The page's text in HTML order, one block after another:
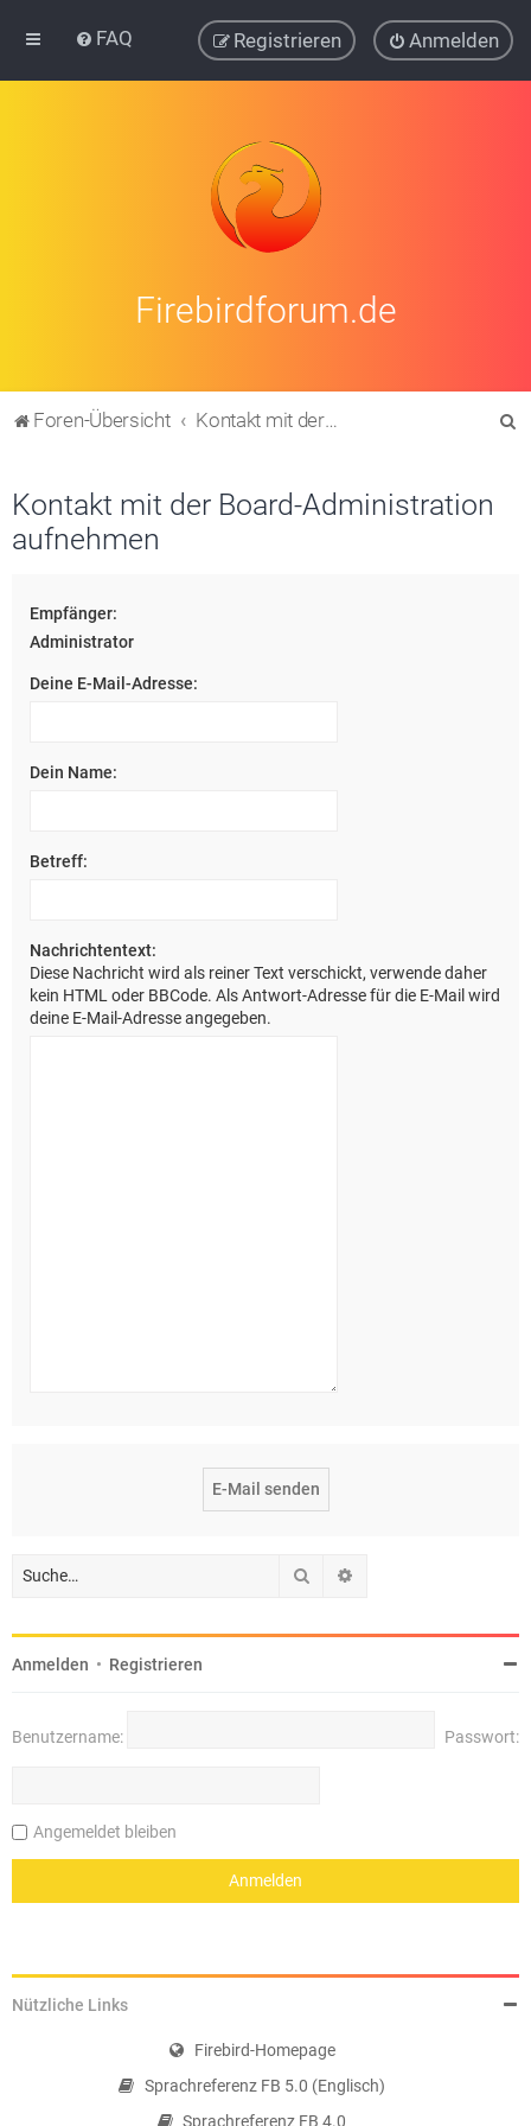
FAQ Anmelden
Registrieren
Firebirdforum.de
Foren-Übersicht Kontakt mit der Board-Administration aufnehmen
Kontakt mit der Board-Administration
aufnehmen
Empfänger:
Administrator
Deine E-Mail-Adresse:
Dein Name:
Betreff:
Nachrichtentext:
Diese Nachricht wird als reiner Text verschickt, verwende daher
kein HTML oder BBCode. Als Antwort-Adresse für die E-Mail wird
deine E-Mail-Adresse angegeben.
Suche
Anmelden • Registrieren
Benutzername: Passwort:
Angemeldet bleiben
Nützliche Links
Firebird-Homepage
Sprachreferenz FB 5.0 (Englisch)
Sprachreferenz FB 4.0